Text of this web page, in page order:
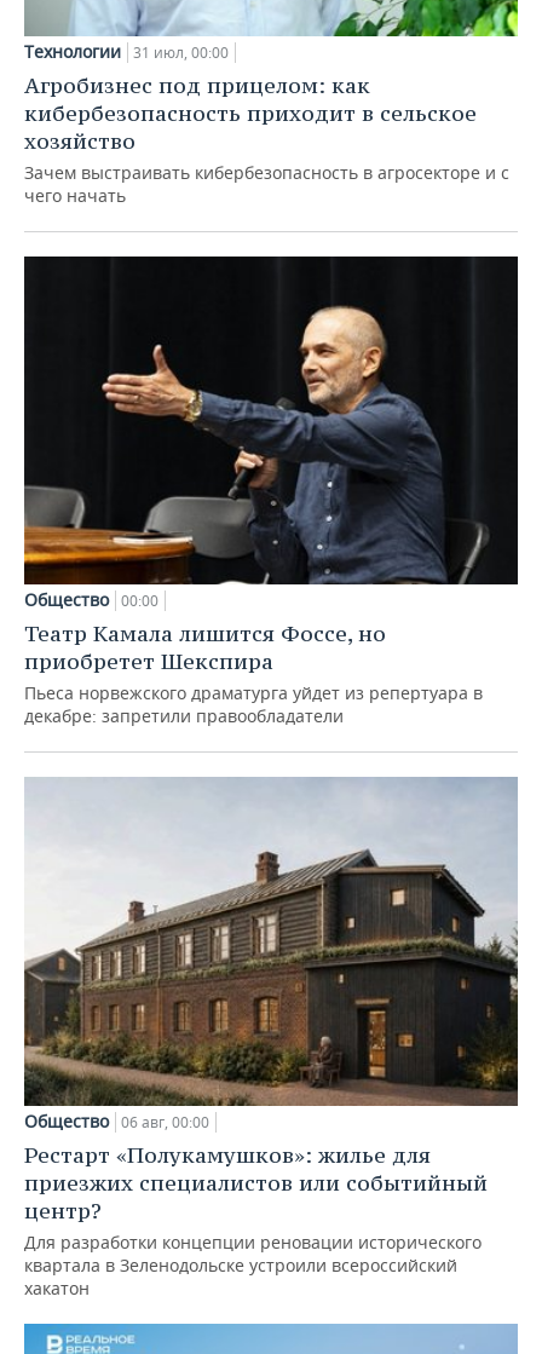
Технологии 31 июл, 00:00
Агробизнес под прицелом: как
кибербезопасность приходит в сельское
хозяйство
Зачем выстраивать кибербезопасность в агросекторе и с
чего начать
Общество 00:00
Театр Камала лишится Фоссе, но
приобретет Шекспира
Пьеса норвежского драматурга уйдет из репертуара в
декабре: запретили правообладатели
Общество 06 авг, 00:00
Рестарт «Полукамушков»: жилье для
приезжих специалистов или событийный
центр?
Для разработки концепции реновации исторического
квартала в Зеленодольске устроили всероссийский
хакатон